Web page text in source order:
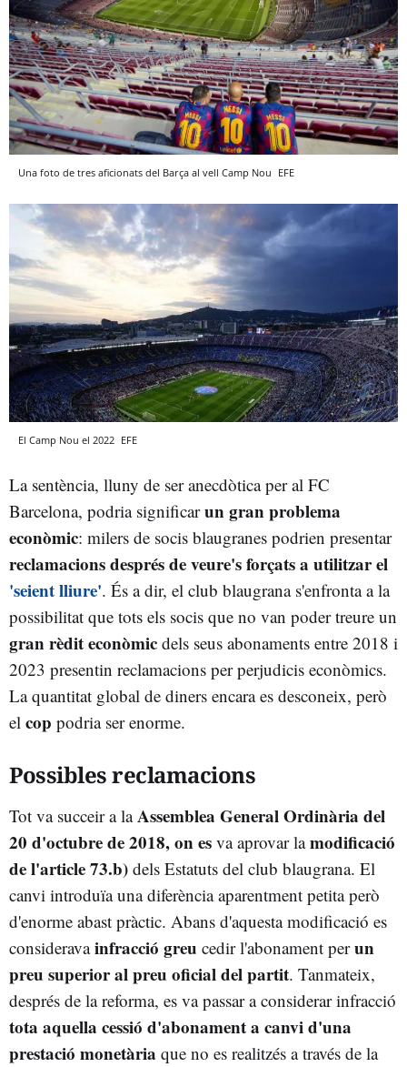
Una foto de tres aficionats del Barça al vell Camp Nou EFE
El Camp Nou el 2022 EFE
La sentència, lluny de ser anecdòtica per al FC
Barcelona, podria significarun gran problema
econòmic: milers de socis blaugranes podrien presentar
reclamacions després de veure's forçats a utilitzar el
'seient lliure'. És a dir, el club blaugrana s'enfronta a la
possibilitat que tots els socis que no van poder treure un
gran rèdit econòmic dels seus abonaments entre 2018 i
2023 presentin reclamacions per perjudicis econòmics.
La quantitat global de diners encara es desconeix, però
el cop podria ser enorme.
Possibles reclamacions
Tot va succeir a laAssemblea General Ordinària del
20 d'octubre de 2018, on es va aprovar lamodificació
de l'article 73.b) dels Estatuts del club blaugrana. El
canvi introduïa una diferència aparentment petita però
d'enorme abast pràctic. Abans d'aquesta modificació es
consideravainfracció greu cedir l'abonament perun
preu superior al preu oficial del partit. Tanmateix,
després de la reforma, es va passar a considerar infracció
tota aquella cessió d'abonament a canvi d'una
prestació monetària que no es realitzés a través de la